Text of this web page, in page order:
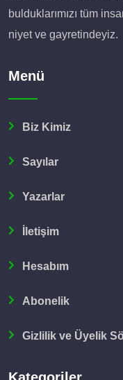
bulduklarımızı tüm
niyet ve gayretindeyiz.
Menü
Biz Kimiz
Sayılar
Yazarlar
İletişim
Hesabım
Abonelik
Gizlilik ve Üyelik